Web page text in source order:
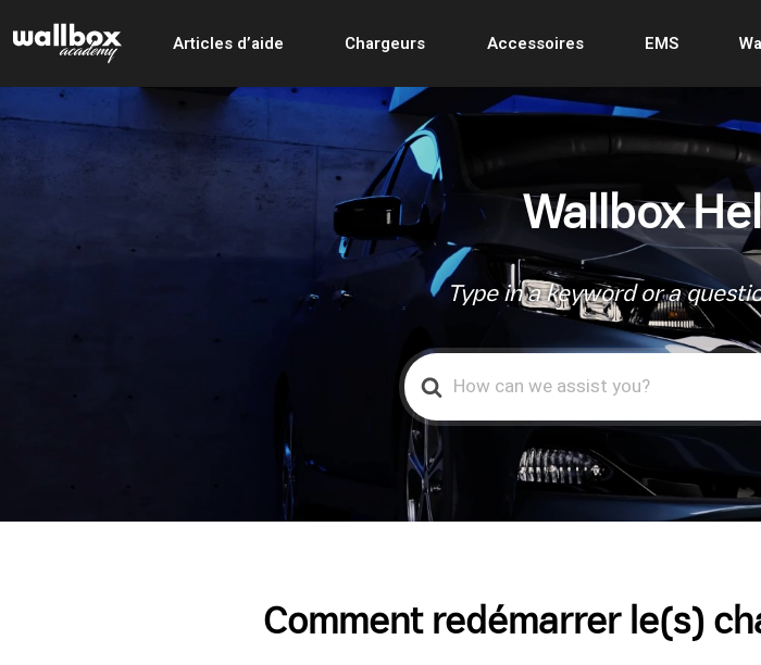
Articles d’aide Chargeurs Accessoires EMS
Wallbox
Type in a keyword or a
Search
For
Comment redémarrer le(s)